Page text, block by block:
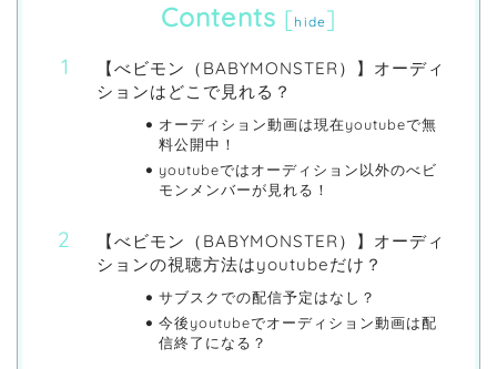
Contents [hide]
【べビモン（BABYMONSTER）】オーディ
ションはどこで見れる？
オーディション動画は現在youtubeで無
料公開中！
youtubeではオーディション以外のべビ
モンメンバーが見れる！
【べビモン（BABYMONSTER）】オーディ
ションの視聴方法はyoutubeだけ？
サブスクでの配信予定はなし？
今後youtubeでオーディション動画は配
信終了になる？